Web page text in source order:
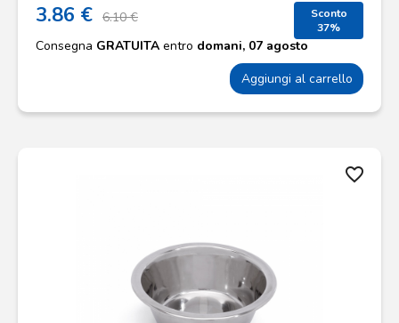
3.86 € 6.10 €
Sconto
37%
Consegna GRATUITA entro domani, 07 agosto
Aggiungi al carrello
favorite_border